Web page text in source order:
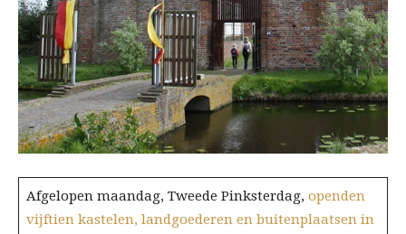
Afgelopen maandag, Tweede Pinksterdag, openden
vijftien kastelen, landgoederen en buitenplaatsen in